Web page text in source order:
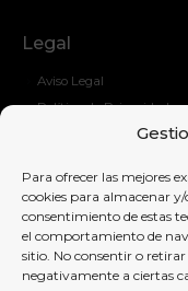
Para ofrecer las mejores
cookies para almacenar
consentimiento de estas
el comportamiento de
sitio. No consentir o
negativamente a ciertas
Legal
Aviso Legal
Política de Privacidad
Política de Cockies
Contáctanos